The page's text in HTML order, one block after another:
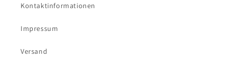
Kontaktinformationen
Impressum
Versand